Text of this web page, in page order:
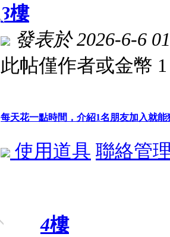
3樓
發表於 2026-6-6
此帖僅作者或金幣
每天花一點時間，介紹1名朋友加入就
使用道具 聯絡管
4樓